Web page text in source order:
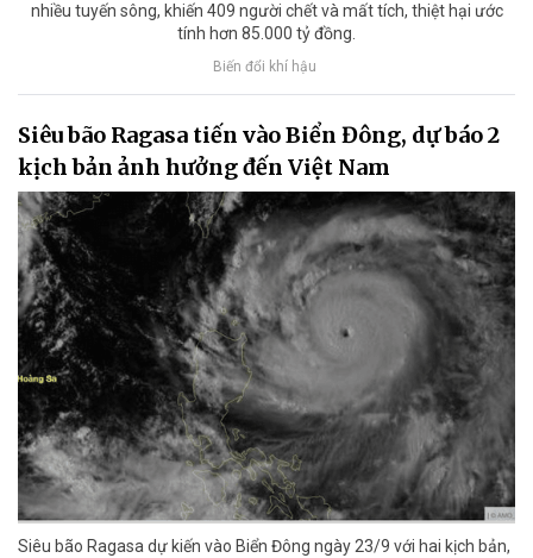
nhiều tuyến sông, khiến 409 người chết và mất tích, thiệt hại ước
tính hơn 85.000 tỷ đồng.
Biến đổi khí hậu
Siêu bão Ragasa tiến vào Biển Đông, dự báo 2
kịch bản ảnh hưởng đến Việt Nam
Siêu bão Ragasa dự kiến vào Biển Đông ngày 23/9 với hai kịch bản,